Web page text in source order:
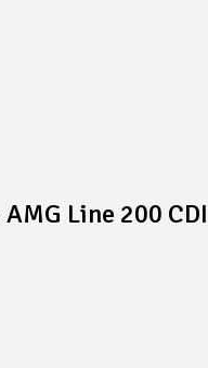
Line 200